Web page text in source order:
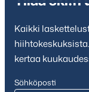
Kaikki
kertaa
Sähköposti